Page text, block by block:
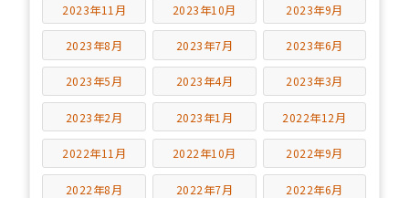
2023年11月 2023年10月 2023年9月
2023年8月 2023年7月 2023年6月
2023年5月 2023年4月 2023年3月
2023年2月 2023年1月 2022年12月
2022年11月 2022年10月 2022年9月
2022年8月 2022年7月 2022年6月